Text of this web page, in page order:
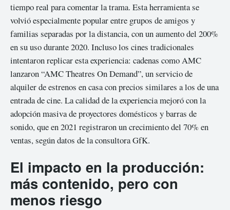
tiempo real para comentar la trama. Esta herramienta se
volvió especialmente popular entre grupos de amigos y
familias separadas por la distancia, con un aumento del 200%
en su uso durante 2020. Incluso los cines tradicionales
intentaron replicar esta experiencia: cadenas como AMC
lanzaron “AMC Theatres On Demand”, un servicio de
alquiler de estrenos en casa con precios similares a los de una
entrada de cine. La calidad de la experiencia mejoró con la
adopción masiva de proyectores domésticos y barras de
sonido, que en 2021 registraron un crecimiento del 70% en
ventas, según datos de la consultora GfK.
El impacto en la producción:
más contenido, pero con
menos riesgo